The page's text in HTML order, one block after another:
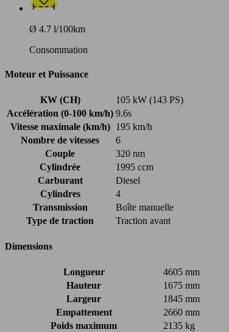
Ø 4.7 l/100km
Consommation
Moteur et Puissance
KW (CH)
105 kW (143 PS)
Accélération (0-100 km/h) 9.6s
Vitesse maximale (km/h)
195 km/h
Nombre de vitesses
6
Couple
320 nm
Cylindrée
1995 ccm
Carburant
Diesel
Cylindres
4
Transmission
Boîte manuelle
Type de traction
Traction avant
Dimensions
Longueur
4605 mm
Hauteur
1675 mm
Largeur
1845 mm
Empattement
2660 mm
Poids maximum
2135 kg